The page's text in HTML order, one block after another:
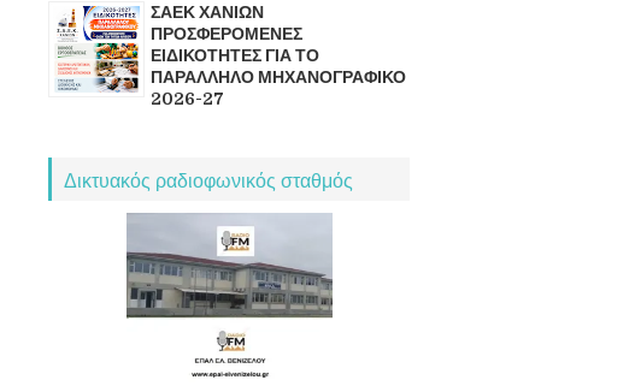
ΣΑΕΚ ΧΑΝΙΩΝ
ΠΡΟΣΦΕΡΟΜΕΝΕΣ
ΕΙΔΙΚΟΤΗΤΕΣ ΓΙΑ ΤΟ
ΠΑΡΑΛΛΗΛΟ ΜΗΧΑΝΟΓΡΑΦΙΚΟ
2026-27
Δικτυακός ραδιοφωνικός σταθμός